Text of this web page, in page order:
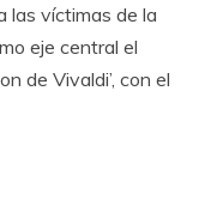
las víctimas de la
eje central el
de Vivaldi’, con el